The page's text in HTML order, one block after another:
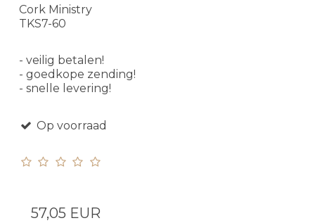
Cork Ministry
TKS7-60
- veilig betalen!
- goedkope zending!
- snelle levering!
Op voorraad
57,05 EUR